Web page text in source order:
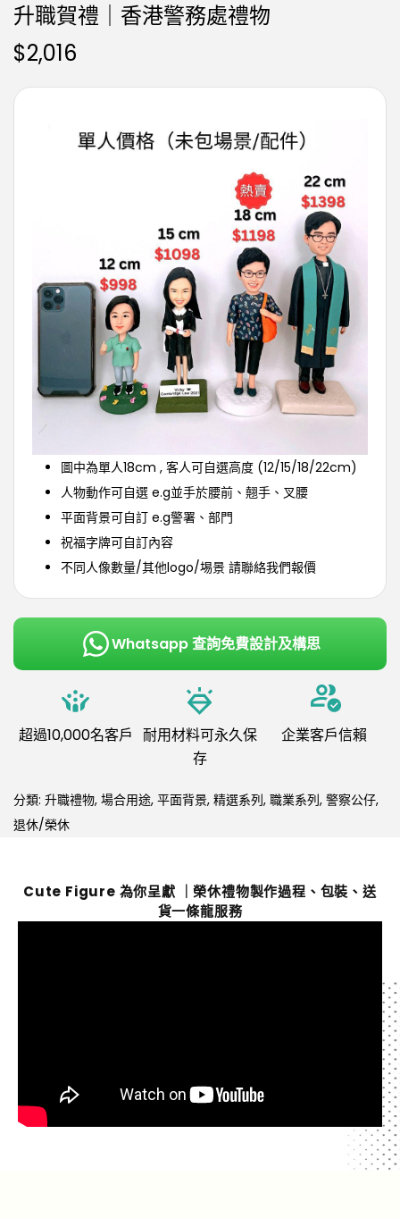
升職賀禮｜香港警務處禮物
$2,016
圖中為單人18cm , 客人可自選高度 (12/15/18/22cm)
人物動作可自選 e.g並手於腰前、翹手、叉腰
平面背景可自訂 e.g警署、部門
祝福字牌可自訂內容
不同人像數量/其他logo/埸景 請聯絡我們報價
Whatsapp 查詢免費設計及構思
超過10,000名客戶 耐用材料可永久保
存
企業客戶信賴
分類: 升職禮物, 場合用途, 平面背景, 精選系列, 職業系列, 警察公仔,
退休/榮休
Cute Figure 為你呈獻 ｜榮休禮物製作過程、包裝、送
貨一條龍服務